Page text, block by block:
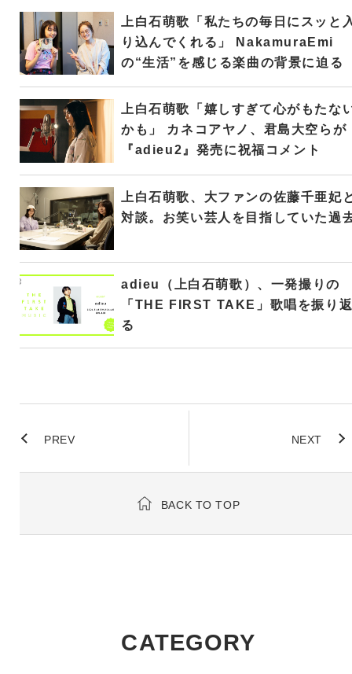
上白石萌歌「私たちの毎日にスッと
り込んでくれる」 NakamuraEmi
の“生活”を感じる楽曲の背景に迫る
上白石萌歌「嬉しすぎて心がもたな
かも」 カネコアヤノ、君島大空らが
『adieu2』発売に祝福コメント
上白石萌歌、大ファンの佐藤千亜妃
対談。お笑い芸人を目指していた過
adieu（上白石萌歌）、一発撮りの
「THE FIRST TAKE」歌唱を振り
る
PREV NEXT
BACK TO TOP
CATEGORY